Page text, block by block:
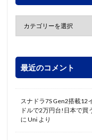
最近のコメント
スナドラ7S Gen2搭載12
ドルで2万円台!日本で買
に Uni より